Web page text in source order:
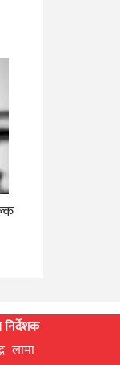
निर्देशक
लामा